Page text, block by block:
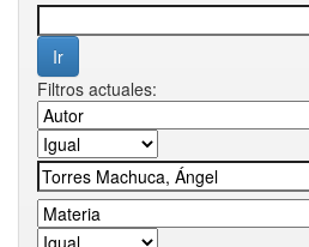
Filtros actuales: